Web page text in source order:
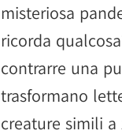
misteriosa
ricorda
contrarre una
trasformano
creature simili